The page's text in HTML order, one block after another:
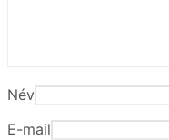
Név
E-mail